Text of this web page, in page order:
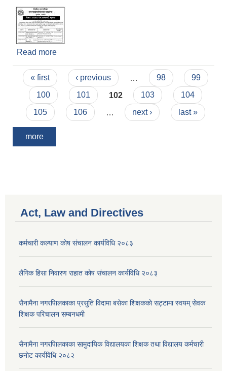
Read more
Pages
« first ‹ previous 98
99
100
101 102 103
104
105
106 next › last »
more
Act, Law and Directives
कर्मचारी कल्याण काेष संचालन कार्यविधि २०८३
लैगिक हिसा निवारण राहात कोष संचालन कार्यविधि २०८३
सैनामैना नगरपािलकाका प्रसुति विदामा बसेका शिक्षककाे सट्टामा स्वयम् सेवक
शिक्षक परिचालन सम्बनधमी
सैनामैना नगरपािलकाका सामुदायिक विद्यालयका शिक्षक तथा विद्यालय कर्मचारी
छनाेट कार्यविधि २०८२